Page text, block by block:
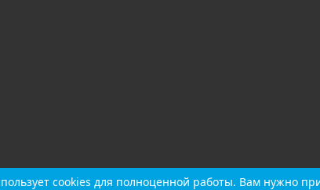
cookies для полноценной работы. Вам нужно